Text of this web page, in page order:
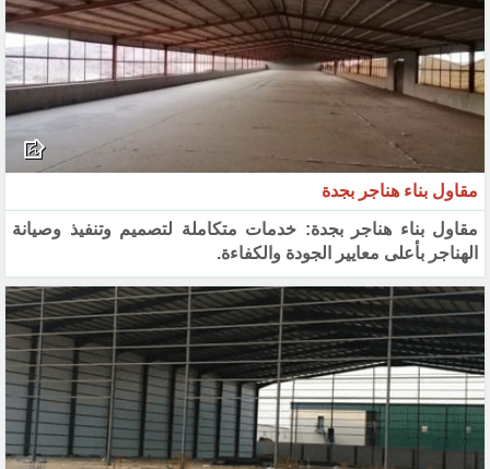
مقاول بناء هناجر بجدة
مقاول بناء هناجر بجدة: خدمات متكاملة لتصميم وتنفيذ وصيانة
الهناجر بأعلى معايير الجودة والكفاءة.